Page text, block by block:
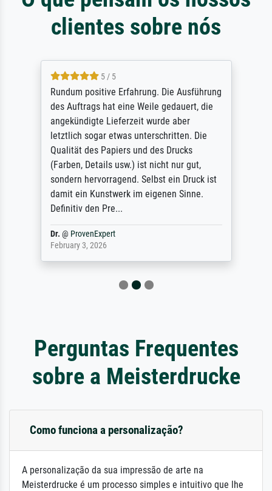
clientes sobre nós
5 / 5
Rundum positive Erfahrung. Die Ausführung
des Auftrags hat eine Weile gedauert, die
angekündigte Lieferzeit wurde aber
letztlich sogar etwas unterschritten. Die
Qualität des Papiers und des Drucks
(Farben, Details usw.) ist nicht nur gut,
sondern hervorragend. Selbst ein Druck ist
damit ein Kunstwerk im eigenen Sinne.
Definitiv den Pre...
Dr. @ ProvenExpert
February 3, 2026
Perguntas Frequentes
sobre a Meisterdrucke
Como funciona a personalização?
A personalização da sua impressão de arte na
Meisterdrucke é um processo simples e intuitivo que lhe